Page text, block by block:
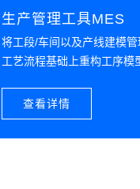
生产管理工具MES
将工段/车间以及产线建模
工艺流程基础上重构工序模
产、交付等环节协同；
查看详情